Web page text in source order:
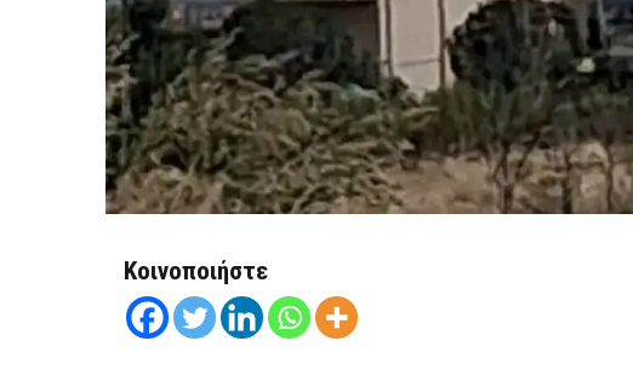
Κοινοποιήστε